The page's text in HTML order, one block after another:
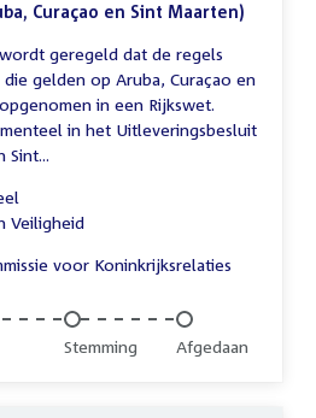
Curaçao en Sint Maarten)
geregeld dat de regels
gelden op Aruba, Curaçao en
in een Rijkswet.
in het Uitleveringsbesluit
Sint...
Veiligheid
voor Koninkrijksrelaties
Onvoltooid:
Stemming Onvoltooid:
Afgedaan